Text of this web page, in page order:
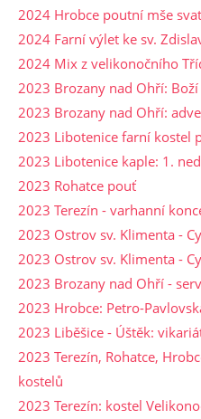
2024 Hrobce poutní mše
2024 Farní výlet ke sv.
2024 Mix z velikonočního
2023 Brozany nad Ohří:
2023 Brozany nad Ohří:
2023 Libotenice farní kostel
2023 Libotenice kaple: 1.
2023 Rohatce pouť
2023 Terezín - varhanní
2023 Ostrov sv. Klimenta -
2023 Ostrov sv. Klimenta -
2023 Brozany nad Ohří -
2023 Hrobce: Petro-
2023 Liběšice - Úštěk:
2023 Terezín, Rohatce,
kostelů
2023 Terezín: kostel